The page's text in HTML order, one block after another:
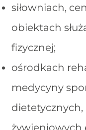
siłowniach,
obiektach
fizycznej;
ośrodkach
medycyny
żywieniowych